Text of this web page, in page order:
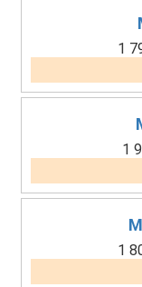
1
1
1